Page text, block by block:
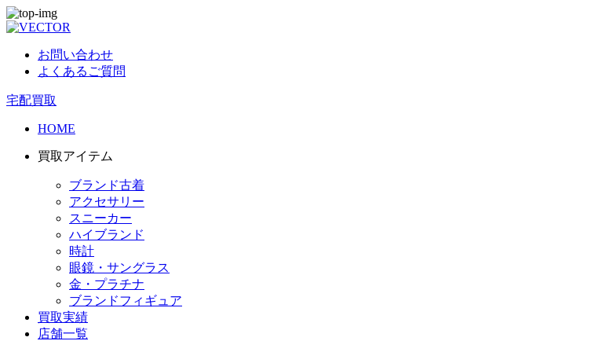
お問い合わせ
よくあるご質問
宅配買取
HOME
買取アイテム
ブランド古着
アクセサリー
スニーカー
ハイブランド
時計
眼鏡・サングラス
金・プラチナ
ブランドフィギュア
買取実績
店舗一覧